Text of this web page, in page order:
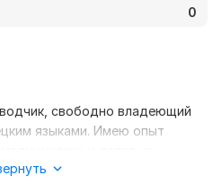
0
свободно владеющий
языками. Имею опыт
и всегда соблюдаю